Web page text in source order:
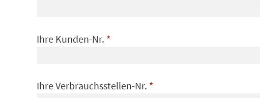
Ihre Kunden-Nr. *
Ihre Verbrauchsstellen-Nr. *